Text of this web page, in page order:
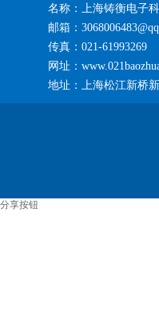
名称：上海铸衡电子
邮箱：
传真：021-61993269
网址：
地址：上海松江新桥
分享按钮